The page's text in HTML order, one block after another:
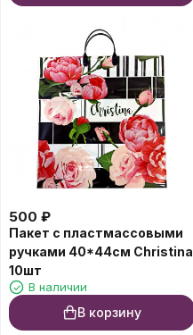
500 ₽
Пакет с пластмассовыми
ручками 40*44см Christina
10шт
В наличии
В корзину